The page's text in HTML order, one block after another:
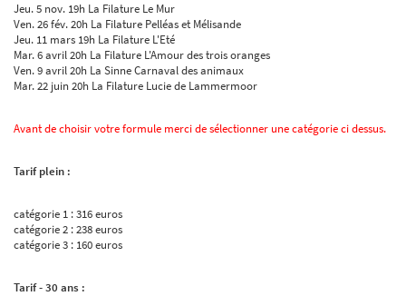
Jeu. 5 nov. 19h La Filature Le Mur
Ven. 26 fév. 20h La Filature Pelléas et Mélisande
Jeu. 11 mars 19h La Filature L'Eté
Mar. 6 avril 20h La Filature L'Amour des trois oranges
Ven. 9 avril 20h La Sinne Carnaval des animaux
Mar. 22 juin 20h La Filature Lucie de Lammermoor
Avant de choisir votre formule merci de sélectionner une catégorie ci dessus.
Tarif plein :
catégorie 1 : 316 euros
catégorie 2 : 238 euros
catégorie 3 : 160 euros
Tarif - 30 ans :